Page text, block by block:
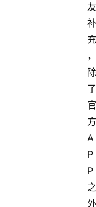
友
补
充
，
除
了
官
方
A
P
P
之
外